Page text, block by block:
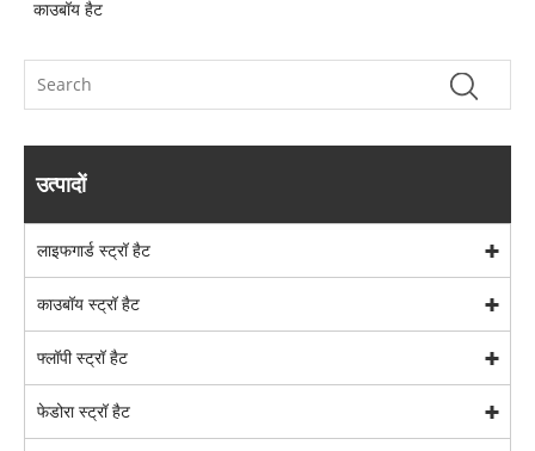
काउबॉय हैट
उत्पादों
लाइफगार्ड स्ट्रॉ हैट
काउबॉय स्ट्रॉ हैट
फ्लॉपी स्ट्रॉ हैट
फेडोरा स्ट्रॉ हैट